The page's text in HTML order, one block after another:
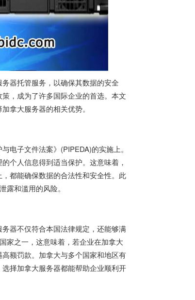
器托管服务，以确保其数据的安全
，成为了许多国际企业的首选。本文
加拿大服务器的相关优势。
电子文件法案》(PIPEDA)的实施上。
个人信息得到适当保护。这意味着，
都能确保数据的合法性和安全性。此
和滥用的风险。
器不仅符合本国法律规定，还能够满
家之一，这意味着，若企业在加拿大
额罚款。加拿大与多个国家和地区有
择加拿大服务器都能帮助企业顺利开